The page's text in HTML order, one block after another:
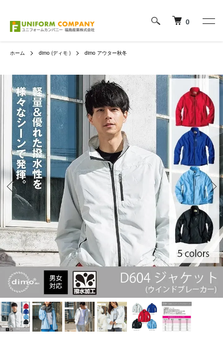
0
ホーム dimo (ディモ ) dimo アウター秋冬